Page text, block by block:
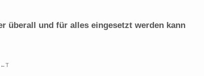
überall und für alles eingesetzt werden kann